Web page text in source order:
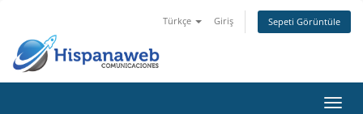
Türkçe Giriş Sepeti Görüntüle